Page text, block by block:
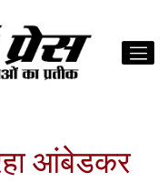
आंबेडकर